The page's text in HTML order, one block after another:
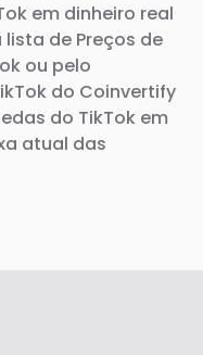
em dinheiro real
de Preços de
ou pelo
do Coinvertify
do TikTok em
atual das